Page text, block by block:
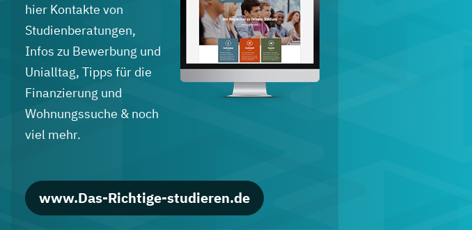
hier Kontakte von
Studienberatungen,
Infos zu Bewerbung und
Unialltag, Tipps für die
Finanzierung und
Wohnungssuche & noch
viel mehr.
www.Das-Richtige-studieren.de